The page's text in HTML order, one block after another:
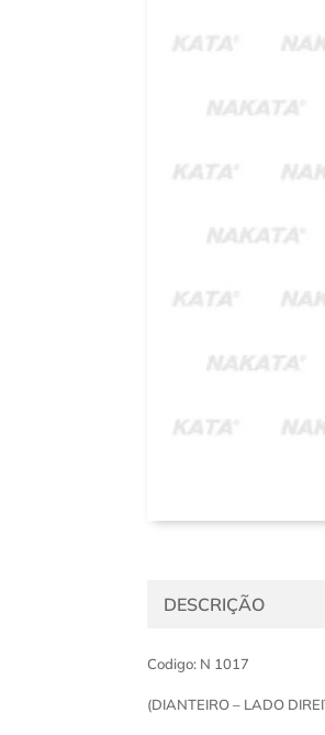
DESCRIÇÃO
Codigo: N 1017
(DIANTEIRO – LADO